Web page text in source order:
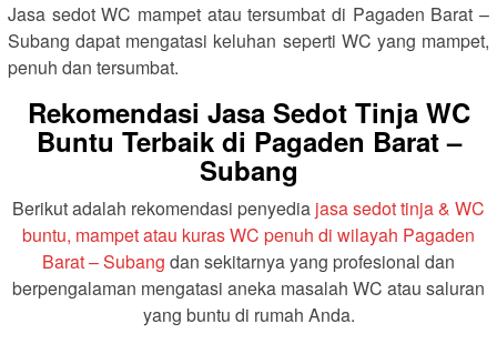
Jasa sedot WC mampet atau tersumbat di Pagaden Barat –
Subang dapat mengatasi keluhan seperti WC yang mampet,
penuh dan tersumbat.
Rekomendasi Jasa Sedot Tinja WC
Buntu Terbaik di Pagaden Barat –
Subang
Berikut adalah rekomendasi penyedia jasa sedot tinja & WC
buntu, mampet atau kuras WC penuh di wilayah Pagaden
Barat – Subang dan sekitarnya yang profesional dan
berpengalaman mengatasi aneka masalah WC atau saluran
yang buntu di rumah Anda.